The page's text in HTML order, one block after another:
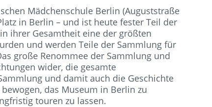
Mädchenschule Berlin (Auguststraße
in Berlin – und ist heute fester Teil der
ihrer Gesamtheit eine der größten
und werden Teile der Sammlung für
große Renommee der Sammlung und
wider, die gesamte
und damit auch die Geschichte
das Museum in Berlin zu
touren zu lassen.